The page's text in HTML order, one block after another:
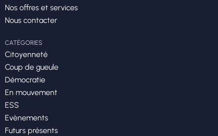
Nos offres et services
Nous contacter
CATÉGORIES
Citoyenneté
Coup de gueule
Démocratie
En mouvement
ESS
Evènements
Futurs présents